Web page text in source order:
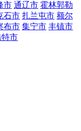
市 通辽市 霍林郭勒
石市 扎兰屯市 额尔
布市 集宁市 丰镇市
市